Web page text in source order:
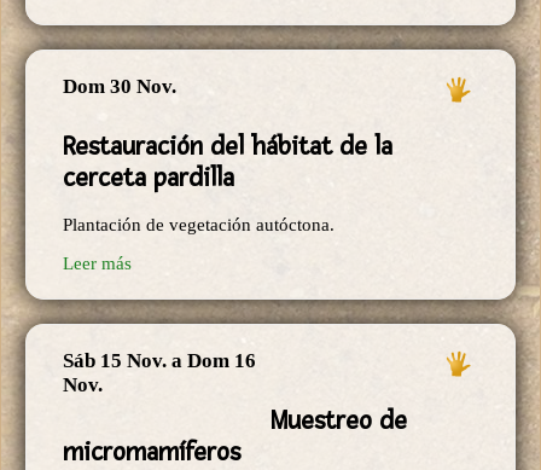
Dom 30 Nov.
Restauración del hábitat de la
cerceta pardilla
Plantación de vegetación autóctona.
Leer más
Sáb 15 Nov. a Dom 16
Nov.
Muestreo de
micromamíferos